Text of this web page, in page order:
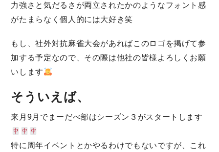
力強さと気だるさが両立されたかのようなフォント感
がたまらなく個人的には大好き笑
もし、社外対抗麻雀大会があればこのロゴを掲げて参
加する予定なので、その際は他社の皆様よろしくお願
いします
そういえば、
来月9月でまーだべ部はシーズン３がスタートします
特に周年イベントとかやるわけでもないですが、これ